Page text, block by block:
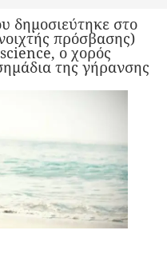
δημοσιεύτηκε στο
πρόσβασης)
ο χορός
της γήρανσης